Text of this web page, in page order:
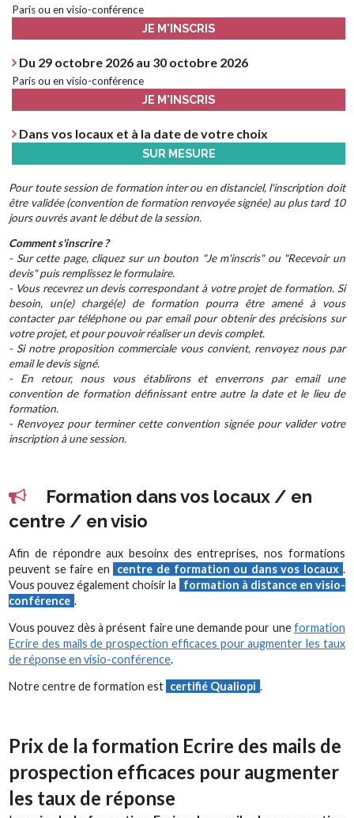
Paris ou en visio-conférence
JE M'INSCRIS
Du 29 octobre 2026 au 30 octobre 2026
Paris ou en visio-conférence
JE M'INSCRIS
Dans vos locaux et à la date de votre choix
SUR MESURE
Pour toute session de formation inter ou en distanciel, l'inscription doit
être validée (convention de formation renvoyée signée) au plus tard 10
jours ouvrés avant le début de la session.
Comment s'inscrire ?
- Sur cette page, cliquez sur un bouton "Je m'inscris" ou "Recevoir un
devis" puis remplissez le formulaire.
- Vous recevrez un devis correspondant à votre projet de formation. Si
besoin, un(e) chargé(e) de formation pourra être amené à vous
contacter par téléphone ou par email pour obtenir des précisions sur
votre projet, et pour pouvoir réaliser un devis complet.
- Si notre proposition commerciale vous convient, renvoyez nous par
email le devis signé.
- En retour, nous vous établirons et enverrons par email une
convention de formation définissant entre autre la date et le lieu de
formation.
- Renvoyez pour terminer cette convention signée pour valider votre
inscription à une session.
Formation dans vos locaux / en
centre / en visio
Afin de répondre aux besoinx des entreprises, nos formations
peuvent se faire en
centre de formation ou dans vos locaux .
Vous pouvez également choisir la
formation à distance en visio-
conférence .
Vous pouvez dès à présent faire une demande pour uneformation
Ecrire des mails de prospection efficaces pour augmenter les taux
de réponse en visio-conférence.
Notre centre de formation est certifié Qualiopi .
Prix de la formation Ecrire des mails de
prospection efficaces pour augmenter
les taux de réponse